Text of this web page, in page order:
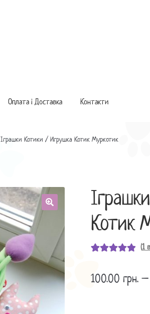
Оплата і Доставка Контакти
Іграшки Котики / Игрушка Котик Муркотик
Котик
з 5 на основі
опитування
(1
100.00 грн.